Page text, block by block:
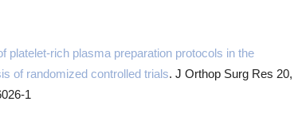
platelet-rich plasma preparation protocols in the
of randomized controlled trials. J Orthop Surg Res 20,
1